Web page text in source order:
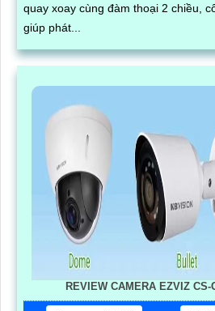
quay xoay cùng đàm thoại 2 chiều,
giúp phát...
REVIEW CAMERA EZVIZ CS-